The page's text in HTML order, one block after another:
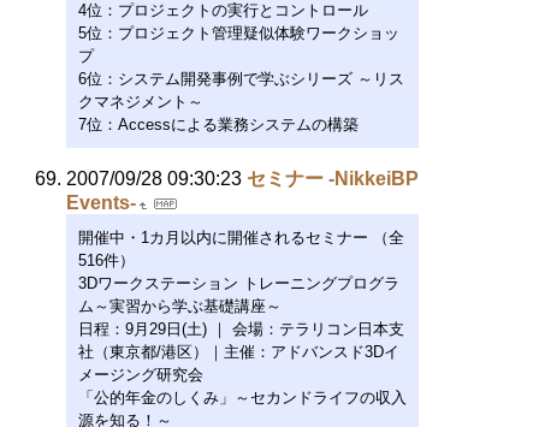
4位：プロジェクトの実行とコントロール
5位：プロジェクト管理疑似体験ワークショッ
プ
6位：システム開発事例で学ぶシリーズ ～リス
クマネジメント～
7位：Accessによる業務システムの構築
2007/09/28 09:30:23 セミナー -NikkeiBP
Events-
開催中・1カ月以内に開催されるセミナー （全
516件）
3Dワークステーション トレーニングプログラ
ム～実習から学ぶ基礎講座～
日程：9月29日(土) ｜ 会場：テラリコン日本支
社（東京都/港区）｜主催：アドバンスド3Dイ
メージング研究会
「公的年金のしくみ」～セカンドライフの収入
源を知る！～